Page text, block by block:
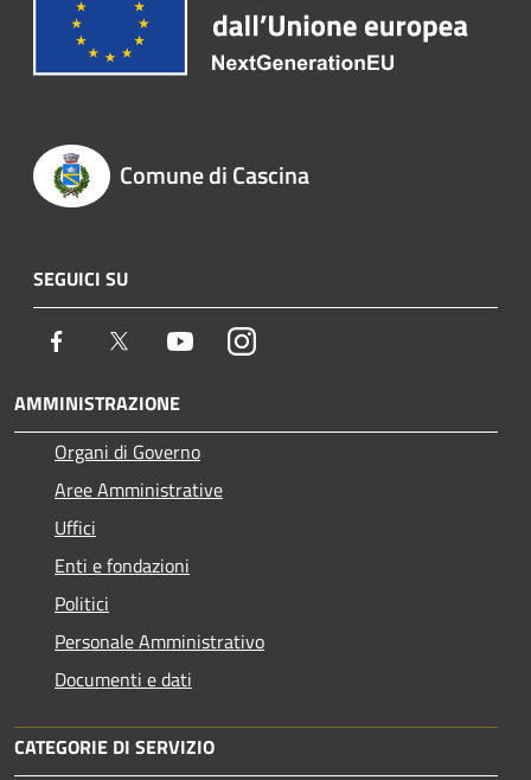
Comune di Cascina
SEGUICI SU
Facebook Twitter YoutubeInstagram
AMMINISTRAZIONE
Organi di Governo
Aree Amministrative
Uffici
Enti e fondazioni
Politici
Personale Amministrativo
Documenti e dati
CATEGORIE DI SERVIZIO